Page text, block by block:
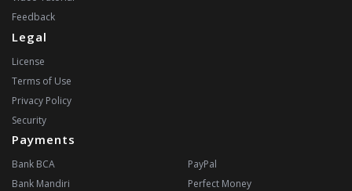
Feedback
Legal
License
Terms of Use
Privacy Policy
Security
Payments
Bank BCA
Bank Mandiri
PayPal
Perfect Money